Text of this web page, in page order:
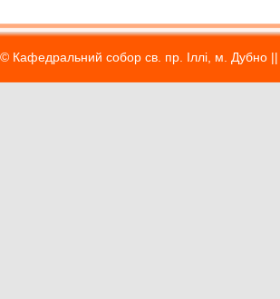
© Кафедральний собор св. пр. Іллі, м. Дубно